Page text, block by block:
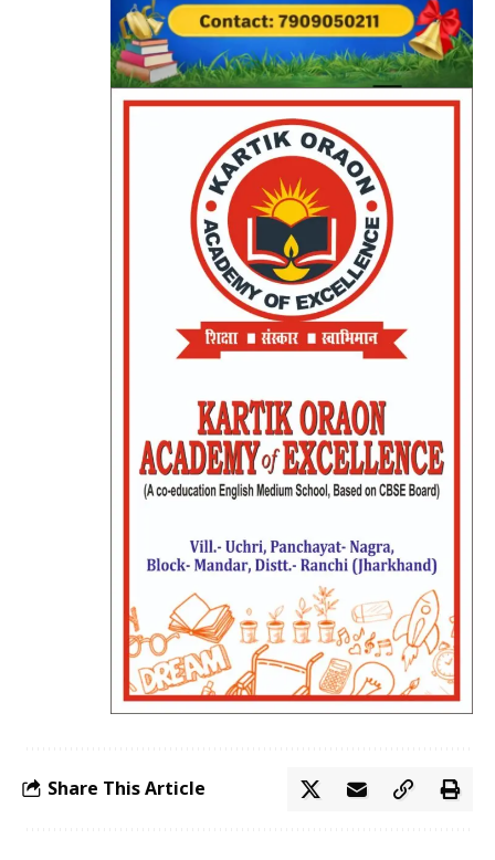
Share This Article